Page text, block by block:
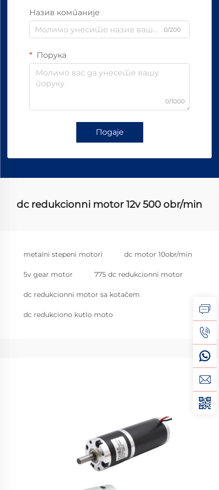
Назив компаније
0/200
Порука
0/1000
Подаје
dc redukcionni motor 12v 500 obr/min
metalni stepeni motori dc motor 10obr/min
5v gear motor 775 dc redukcionni motor
dc redukcionni motor sa kotačem
dc redukciono kutlo moto